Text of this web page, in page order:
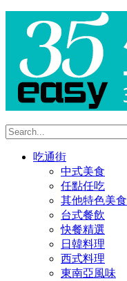
吃通街
中式美食
任點任吃
其他特色美食
台式餐飲
快餐精選
日韓料理
西式料理
東南亞風味